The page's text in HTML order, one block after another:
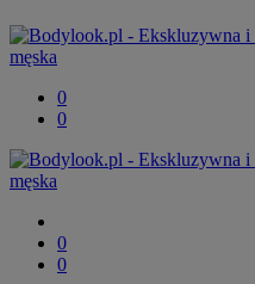
0
0
0
0